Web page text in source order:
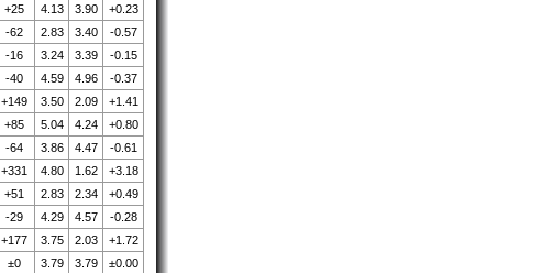
+25 4.13 3.90
+0.23
-62 2.83 3.40
-0.57
-16 3.24 3.39
-0.15
-40 4.59 4.96
-0.37
+149 3.50 2.09
+1.41
+85 5.04 4.24
+0.80
-64 3.86 4.47
-0.61
+331 4.80 1.62
+3.18
+51 2.83 2.34
+0.49
-29 4.29 4.57
-0.28
+177 3.75 2.03
+1.72
±0 3.79 3.79
±0.00